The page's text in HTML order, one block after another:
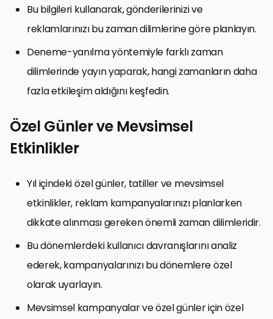
Bu bilgileri kullanarak, gönderilerinizi ve
reklamlarınızı bu zaman dilimlerine göre planlayın.
Deneme-yanılma yöntemiyle farklı zaman
dilimlerinde yayın yaparak, hangi zamanların daha
fazla etkileşim aldığını keşfedin.
Özel Günler ve Mevsimsel
Etkinlikler
Yıl içindeki özel günler, tatiller ve mevsimsel
etkinlikler, reklam kampanyalarınızı planlarken
dikkate alınması gereken önemli zaman dilimleridir.
Bu dönemlerdeki kullanıcı davranışlarını analiz
ederek, kampanyalarınızı bu dönemlere özel
olarak uyarlayın.
Mevsimsel kampanyalar ve özel günler için özel